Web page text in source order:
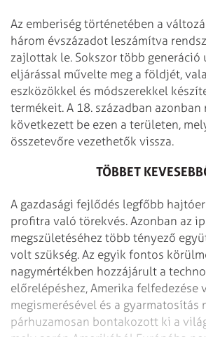
Az emberiség történetében a
három évszázadot leszámítva
zajlottak le. Sokszor több generáció
eljárással művelte meg a földjét,
eszközökkel és módszerekkel
termékeit. A 18. században azonban
következett be ezen a területen,
összetevőre vezethetők vissza.
TÖBBET
A gazdasági fejlődés legfőbb
profitra való törekvés. Azonban az
megszületéséhez több tényező
volt szükség. Az egyik fontos
nagymértékben hozzájárult a
előrelépéshez, Amerika felfedezése
megismerésével és a gyarmatosítás
párhuzamosan bontakozott ki a